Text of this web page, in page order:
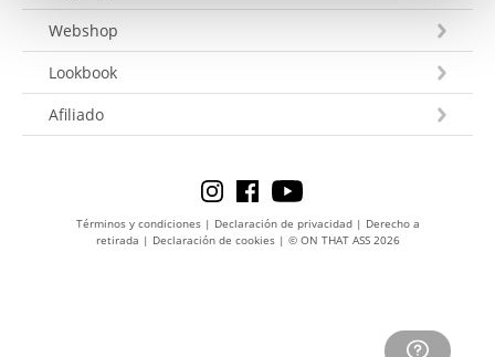
Webshop
Lookbook
Afiliado
Términos y condiciones| Declaración de privacidad| Derecho a
retirada | Declaración de cookies| © ON THAT ASS 2026